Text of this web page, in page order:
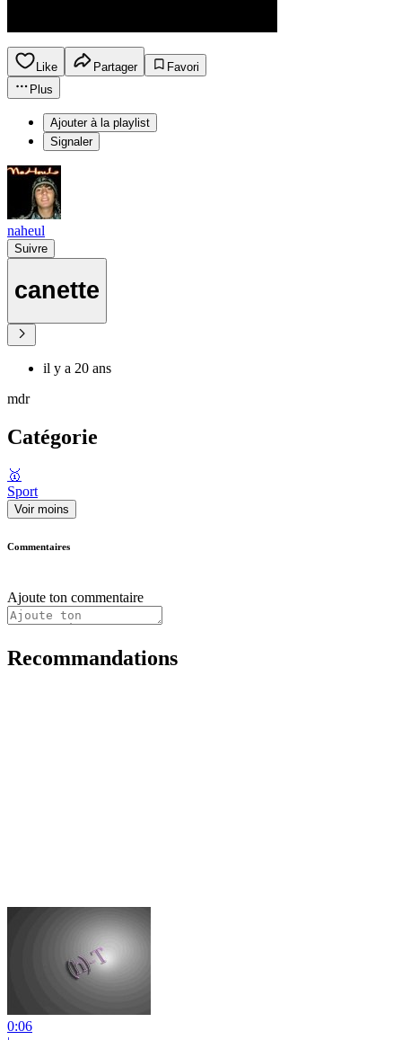
Like Partager
Favori
Plus
Ajouter à la playlist
Signaler
naheul
Suivre
canette
il y a 20 ans
mdr
Catégorie
🥇
Sport
Voir moins
Commentaires
Ajoute ton commentaire
Recommandations
0:06